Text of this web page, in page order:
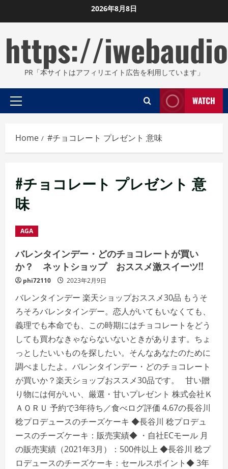
to
2026年8月8日
https://
PR「本サイトはアフィリエイト広告を利用しています」
Primary
WATCH
Home #チョコレート プレゼント 意味
#チョコレート プレゼント 意
味
AGA
バレンタインデー・どのチョコレートが買い
か？ ネットショップ おススメ激スイーツ!!
phi72110 2023年2月9日
バレンタインデー 楽天ショップおススメ30品 もうそ
ろそろバレンタインデー。恋人がいてもいなくても、
義理でも本命でも、この時期にはチョコレートをどう
しても買わなきゃならないないときがあります。ちょ
っとしたいいものを探したい。そんなあなたのために
調べましたよ。バレンタインデー・どのチョコレート
が買いか？楽天ショップおススメ30品です。 甘い贈
り物には何がいい、厳選・甘いプレゼント 株式会社Ｋ
ＡＯＲＵ 予約で3年待ち／食べログ評価 4.67の長谷川
稔プロデュースのチーズケーキ ◆長谷川 稔プロデュ
ースのチーズケーキ：販売実績◆ ・自社ECモール 月
の販売実績（2021年3月）：500件以上 ◆長谷川 稔プ
ロデュースのチーズケーキ：セールスポイント◆ 3年